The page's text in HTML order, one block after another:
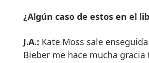
¿Algún caso de estos en el
J.A.: Kate Moss sale
Bieber me hace mucha gracia